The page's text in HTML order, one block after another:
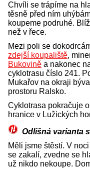
Chvíli se trápíme na
těsně před ním
koupeme podruhé.
než v řece.
Mezi poli se
zdejší koupaliště,
Bukovině a nakonec
cyklotrasu číslo 241.
Mukařov na okraji
prostoru Ralsko.
Cyklotrasa pokračuje
hranice v Lužických
Odlišná varianta
Měli jsme štěstí. V
se zakalí, zvedne se
už nikdo nekoupe.